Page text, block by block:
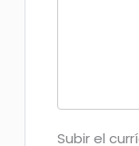
Subir el